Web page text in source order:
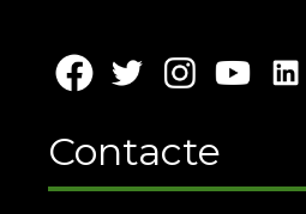
Contacte